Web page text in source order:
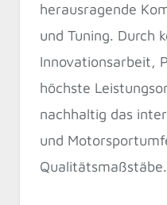
herausragende
und Tuning. Durch
Innovationsarbeit,
höchste
nachhaltig das
und
Qualitätsmaßstäbe.